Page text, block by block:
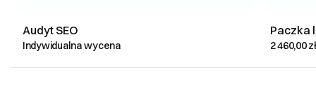
Audyt SEO
Indywidualna wycena
Paczka
2 460,00 zł